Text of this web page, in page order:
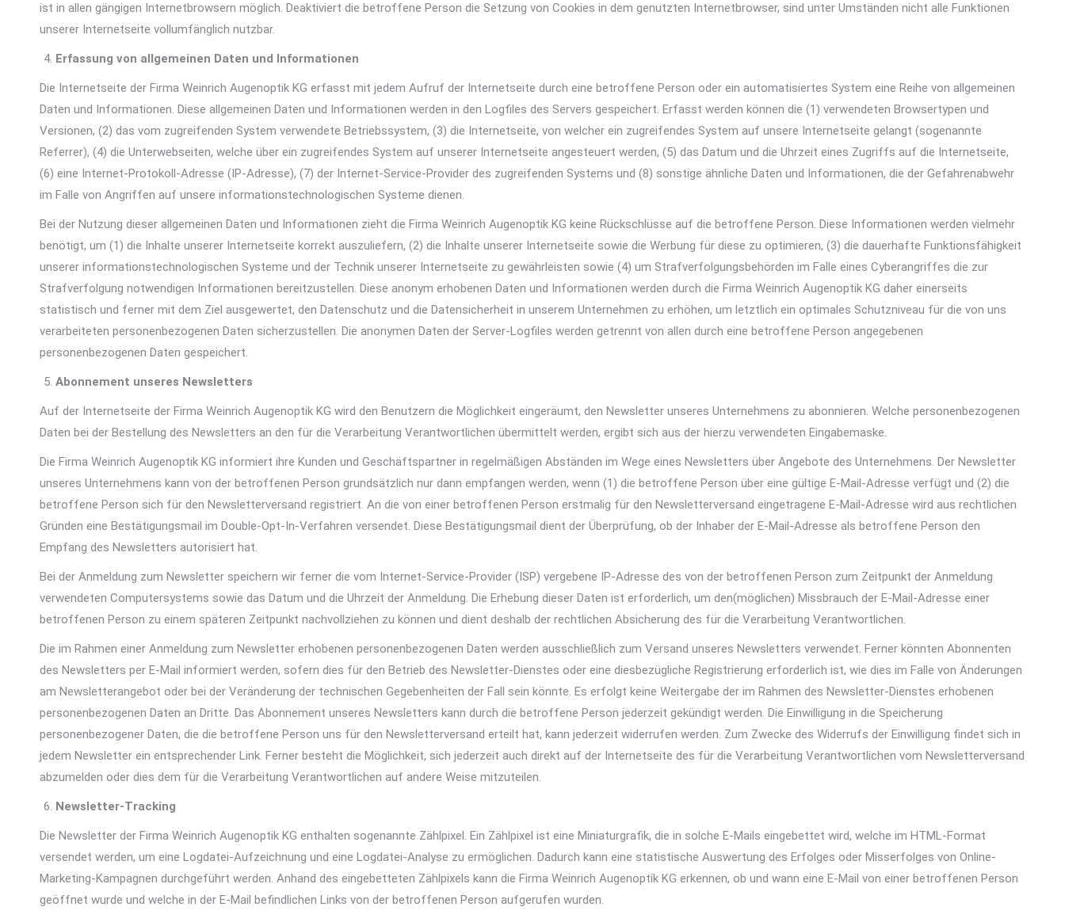
ist in allen gängigen Internetbrowsern möglich. Deaktiviert die betroffene Person die Setzung von Cookies in dem genutzten Internetbrowser, sind unter Umständen nicht alle Funktionen
unserer Internetseite vollumfänglich nutzbar.
Erfassung von allgemeinen Daten und Informationen
Die Internetseite der Firma Weinrich Augenoptik KG erfasst mit jedem Aufruf der Internetseite durch eine betroffene Person oder ein automatisiertes System eine Reihe von allgemeinen
Daten und Informationen. Diese allgemeinen Daten und Informationen werden in den Logfiles des Servers gespeichert. Erfasst werden können die (1) verwendeten Browsertypen und
Versionen, (2) das vom zugreifenden System verwendete Betriebssystem, (3) die Internetseite, von welcher ein zugreifendes System auf unsere Internetseite gelangt (sogenannte
Referrer), (4) die Unterwebseiten, welche über ein zugreifendes System auf unserer Internetseite angesteuert werden, (5) das Datum und die Uhrzeit eines Zugriffs auf die Internetseite,
(6) eine Internet-Protokoll-Adresse (IP-Adresse), (7) der Internet-Service-Provider des zugreifenden Systems und (8) sonstige ähnliche Daten und Informationen, die der Gefahrenabwehr
im Falle von Angriffen auf unsere informationstechnologischen Systeme dienen.
Bei der Nutzung dieser allgemeinen Daten und Informationen zieht die Firma Weinrich Augenoptik KG keine Rückschlüsse auf die betroffene Person. Diese Informationen werden vielmehr
benötigt, um (1) die Inhalte unserer Internetseite korrekt auszuliefern, (2) die Inhalte unserer Internetseite sowie die Werbung für diese zu optimieren, (3) die dauerhafte Funktionsfähigkeit
unserer informationstechnologischen Systeme und der Technik unserer Internetseite zu gewährleisten sowie (4) um Strafverfolgungsbehörden im Falle eines Cyberangriffes die zur
Strafverfolgung notwendigen Informationen bereitzustellen. Diese anonym erhobenen Daten und Informationen werden durch die Firma Weinrich Augenoptik KG daher einerseits
statistisch und ferner mit dem Ziel ausgewertet, den Datenschutz und die Datensicherheit in unserem Unternehmen zu erhöhen, um letztlich ein optimales Schutzniveau für die von uns
verarbeiteten personenbezogenen Daten sicherzustellen. Die anonymen Daten der Server-Logfiles werden getrennt von allen durch eine betroffene Person angegebenen
personenbezogenen Daten gespeichert.
Abonnement unseres Newsletters
Auf der Internetseite der Firma Weinrich Augenoptik KG wird den Benutzern die Möglichkeit eingeräumt, den Newsletter unseres Unternehmens zu abonnieren. Welche personenbezogenen
Daten bei der Bestellung des Newsletters an den für die Verarbeitung Verantwortlichen übermittelt werden, ergibt sich aus der hierzu verwendeten Eingabemaske.
Die Firma Weinrich Augenoptik KG informiert ihre Kunden und Geschäftspartner in regelmäßigen Abständen im Wege eines Newsletters über Angebote des Unternehmens. Der Newsletter
unseres Unternehmens kann von der betroffenen Person grundsätzlich nur dann empfangen werden, wenn (1) die betroffene Person über eine gültige E-Mail-Adresse verfügt und (2) die
betroffene Person sich für den Newsletterversand registriert. An die von einer betroffenen Person erstmalig für den Newsletterversand eingetragene E-Mail-Adresse wird aus rechtlichen
Gründen eine Bestätigungsmail im Double-Opt-In-Verfahren versendet. Diese Bestätigungsmail dient der Überprüfung, ob der Inhaber der E-Mail-Adresse als betroffene Person den
Empfang des Newsletters autorisiert hat.
Bei der Anmeldung zum Newsletter speichern wir ferner die vom Internet-Service-Provider (ISP) vergebene IP-Adresse des von der betroffenen Person zum Zeitpunkt der Anmeldung
verwendeten Computersystems sowie das Datum und die Uhrzeit der Anmeldung. Die Erhebung dieser Daten ist erforderlich, um den(möglichen) Missbrauch der E-Mail-Adresse einer
betroffenen Person zu einem späteren Zeitpunkt nachvollziehen zu können und dient deshalb der rechtlichen Absicherung des für die Verarbeitung Verantwortlichen.
Die im Rahmen einer Anmeldung zum Newsletter erhobenen personenbezogenen Daten werden ausschließlich zum Versand unseres Newsletters verwendet. Ferner könnten Abonnenten
des Newsletters per E-Mail informiert werden, sofern dies für den Betrieb des Newsletter-Dienstes oder eine diesbezügliche Registrierung erforderlich ist, wie dies im Falle von Änderungen
am Newsletterangebot oder bei der Veränderung der technischen Gegebenheiten der Fall sein könnte. Es erfolgt keine Weitergabe der im Rahmen des Newsletter-Dienstes erhobenen
personenbezogenen Daten an Dritte. Das Abonnement unseres Newsletters kann durch die betroffene Person jederzeit gekündigt werden. Die Einwilligung in die Speicherung
personenbezogener Daten, die die betroffene Person uns für den Newsletterversand erteilt hat, kann jederzeit widerrufen werden. Zum Zwecke des Widerrufs der Einwilligung findet sich in
jedem Newsletter ein entsprechender Link. Ferner besteht die Möglichkeit, sich jederzeit auch direkt auf der Internetseite des für die Verarbeitung Verantwortlichen vom Newsletterversand
abzumelden oder dies dem für die Verarbeitung Verantwortlichen auf andere Weise mitzuteilen.
Newsletter-Tracking
Die Newsletter der Firma Weinrich Augenoptik KG enthalten sogenannte Zählpixel. Ein Zählpixel ist eine Miniaturgrafik, die in solche E-Mails eingebettet wird, welche im HTML-Format
versendet werden, um eine Logdatei-Aufzeichnung und eine Logdatei-Analyse zu ermöglichen. Dadurch kann eine statistische Auswertung des Erfolges oder Misserfolges von Online-
Marketing-Kampagnen durchgeführt werden. Anhand des eingebetteten Zählpixels kann die Firma Weinrich Augenoptik KG erkennen, ob und wann eine E-Mail von einer betroffenen Person
geöffnet wurde und welche in der E-Mail befindlichen Links von der betroffenen Person aufgerufen wurden.